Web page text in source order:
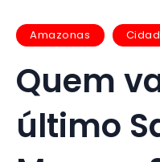
Amazonas
Quem
último